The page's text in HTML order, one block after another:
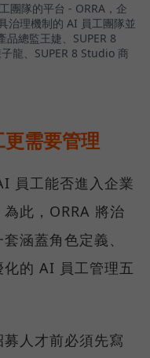
團隊的平台 - ORRA，企
治理機制的 AI 員工團隊並
總監王婕、SUPER 8
龍、SUPER 8 Studio 商
需要管理
員工能否進入企業
此，ORRA 將治
涵蓋角色定義、
的 AI 員工管理五
人才前必須先寫